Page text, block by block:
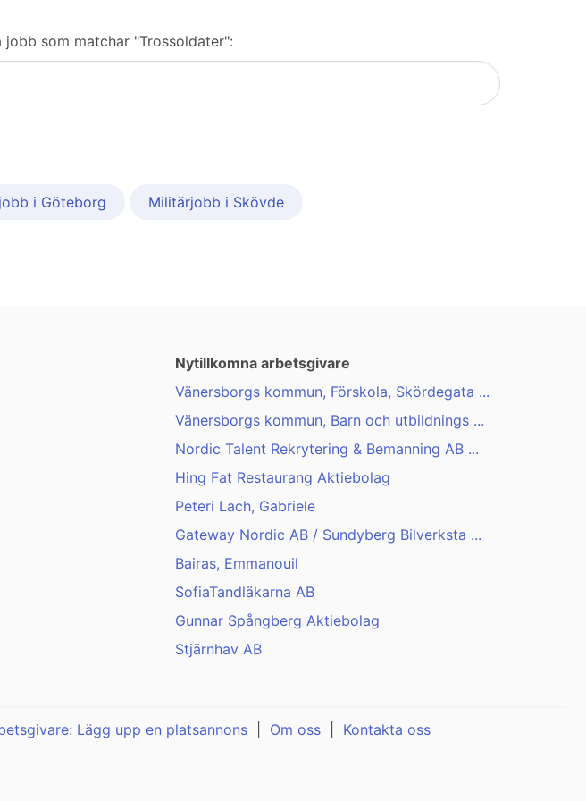
som matchar "Trossoldater":
i Göteborg Militärjobb i Skövde
Nytillkomna arbetsgivare
Vänersborgs kommun, Förskola, Skördegata ...
Vänersborgs kommun, Barn och utbildnings ...
Nordic Talent Rekrytering & Bemanning AB ...
Hing Fat Restaurang Aktiebolag
Peteri Lach, Gabriele
Gateway Nordic AB / Sundyberg Bilverksta ...
Bairas, Emmanouil
SofiaTandläkarna AB
Gunnar Spångberg Aktiebolag
Stjärnhav AB
Lägg upp en platsannons Om oss Kontakta oss